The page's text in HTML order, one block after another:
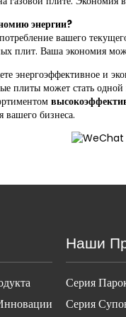
энергии?
вашего
плит. Ваша экономия
энергоэффективное и
плиты может стать
вашего бизнеса.
Наши
Серия
Серия